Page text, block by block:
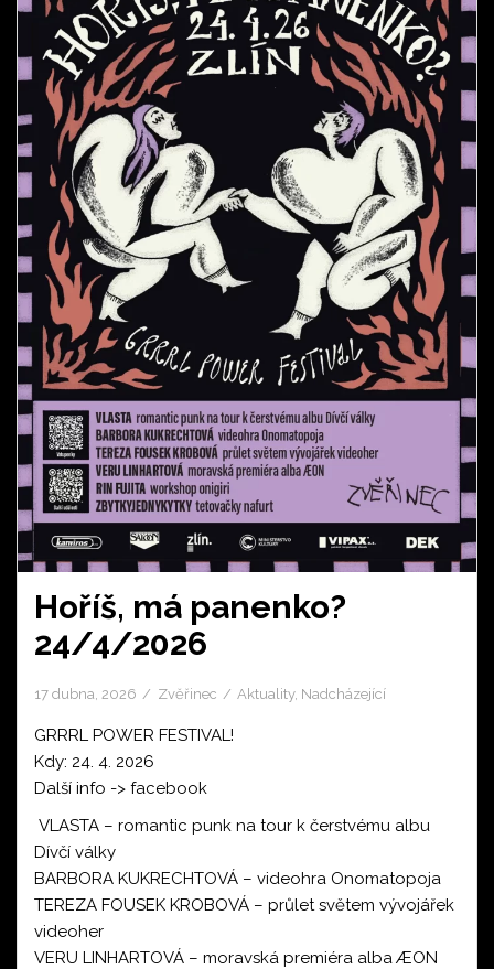
Hoříš, má panenko?
24/4/2026
17 dubna, 2026 Zvěřinec Aktuality, Nadcházející
GRRRL POWER FESTIVAL!
Kdy: 24. 4. 2026
Další info -> facebook
VLASTA – romantic punk na tour k čerstvému albu
Dívčí války
BARBORA KUKRECHTOVÁ – videohra Onomatopoja
TEREZA FOUSEK KROBOVÁ – průlet světem vývojářek
videoher
VERU LINHARTOVÁ – moravská premiéra alba ÆON